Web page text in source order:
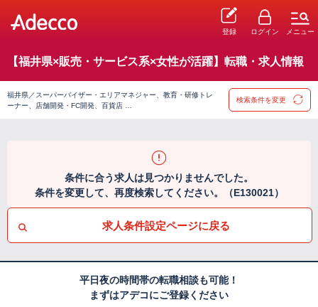
登録 ログイン メニュー
【福井県×販売・サービス系×女性が活躍】転職・求人情報
福井県／スーパーバイザー・エリアマネジャー、教育・研修トレ
ーナー、店舗開発・FC開発、百貨店 …
検索条件を変更
条件に合う求人は見つかりませんでした。
条件を変更して、再度検索してください。（E130021）
求人条件設定ページに戻る
平日夜の時間帯の転職相談も可能！
まずはアデコにご登録ください